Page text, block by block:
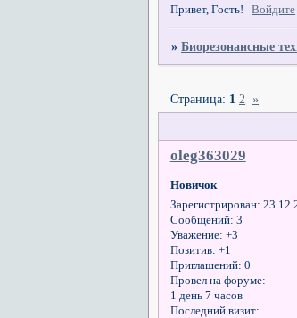
Привет, Гость! Войдите
»Биорезонансные
Страница: 1 2 »
oleg363029
Новичок
Зарегистрирован:
Сообщений: 3
Уважение: +3
Позитив: +1
Приглашений: 0
Провел на форуме:
1 день 7 часов
Последний визит: